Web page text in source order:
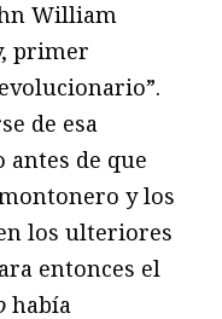
William
primer
de esa
de que
y los
los ulteriores
entonces el
había